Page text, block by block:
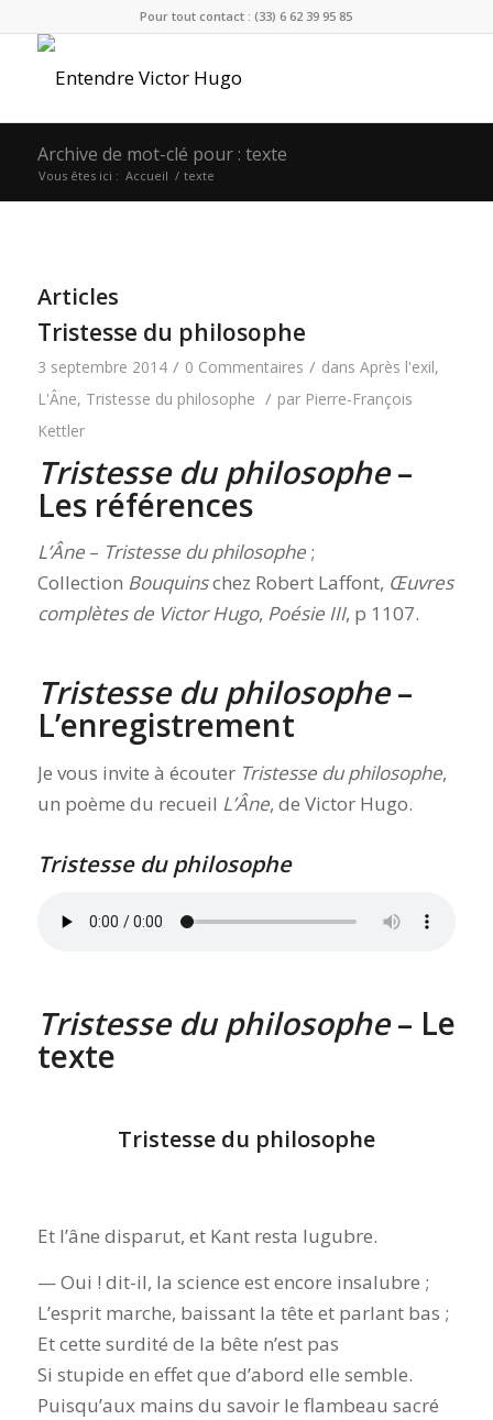
Pour tout contact : (33) 6 62 39 95 85
Archive de mot-clé pour : texte
Vous êtes ici : Accueil / texte
Articles
Tristesse du philosophe
3 septembre 2014 / 0 Commentaires / dans Après l'exil,
L'Âne, Tristesse du philosophe / par Pierre-François
Kettler
Tristesse du philosophe–
Les références
L’Âne– Tristesse du philosophe;
Collection Bouquinschez Robert Laffont, Œuvres
complètes de Victor Hugo, Poésie III, p 1107.
Tristesse du philosophe–
L’enregistrement
Je vous invite à écouter Tristesse du philosophe,
un poème du recueil L’Âne, de Victor Hugo.
Tristesse du philosophe
Tristesse du philosophe– Le
texte
Tristesse du philosophe
Et l’âne disparut, et Kant resta lugubre.
— Oui ! dit-il, la science est encore insalubre ;
L’esprit marche, baissant la tête et parlant bas ;
Et cette surdité de la bête n’est pas
Si stupide en effet que d’abord elle semble.
Puisqu’aux mains du savoir le flambeau sacré